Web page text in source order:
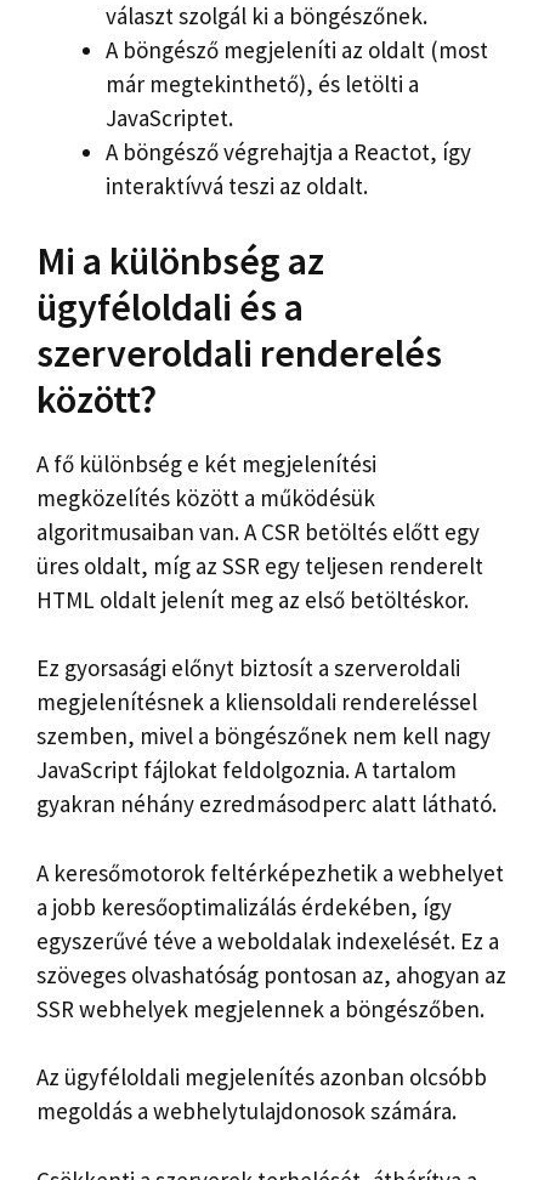
választ szolgál ki a böngészőnek.
A böngésző megjeleníti az oldalt (most
már megtekinthető), és letölti a
JavaScriptet.
A böngésző végrehajtja a Reactot, így
interaktívvá teszi az oldalt.
Mi a különbség az
ügyféloldali és a
szerveroldali renderelés
között?
A fő különbség e két megjelenítési
megközelítés között a működésük
algoritmusaiban van. A CSR betöltés előtt egy
üres oldalt, míg az SSR egy teljesen renderelt
HTML oldalt jelenít meg az első betöltéskor.
Ez gyorsasági előnyt biztosít a szerveroldali
megjelenítésnek a kliensoldali rendereléssel
szemben, mivel a böngészőnek nem kell nagy
JavaScript fájlokat feldolgoznia. A tartalom
gyakran néhány ezredmásodperc alatt látható.
A keresőmotorok feltérképezhetik a webhelyet
a jobb keresőoptimalizálás érdekében, így
egyszerűvé téve a weboldalak indexelését. Ez a
szöveges olvashatóság pontosan az, ahogyan az
SSR webhelyek megjelennek a böngészőben.
Az ügyféloldali megjelenítés azonban olcsóbb
megoldás a webhelytulajdonosok számára.